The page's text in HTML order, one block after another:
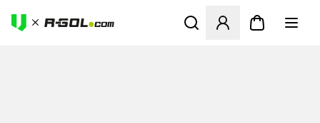
Megnyit egy modált a